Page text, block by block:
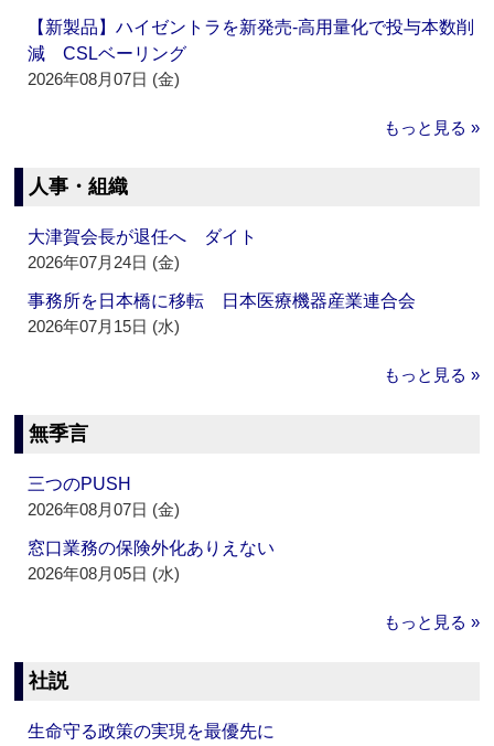
【新製品】ハイゼントラを新発売‐高用量化で投与本数削
減 CSLベーリング
2026年08月07日 (金)
もっと見る »
人事・組織
大津賀会長が退任へ ダイト
2026年07月24日 (金)
事務所を日本橋に移転 日本医療機器産業連合会
2026年07月15日 (水)
もっと見る »
無季言
三つのPUSH
2026年08月07日 (金)
窓口業務の保険外化ありえない
2026年08月05日 (水)
もっと見る »
社説
生命守る政策の実現を最優先に